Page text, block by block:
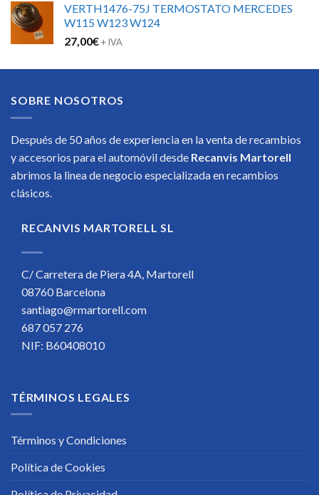
VERTH1476-75J TERMOSTATO MERCEDES
W115 W123 W124
27,00€+ IVA
SOBRE NOSOTROS
Después de 50 años de experiencia en la venta de recambios
y accesorios para el automóvil desde Recanvis Martorell
abrimos la linea de negocio especializada en recambios
clásicos.
RECANVIS MARTORELL SL
C/ Carretera de Piera 4A, Martorell
08760 Barcelona
santiago@rmartorell.com
687 057 276
NIF: B60408010
TÉRMINOS LEGALES
Términos y Condiciones
Política de Cookies